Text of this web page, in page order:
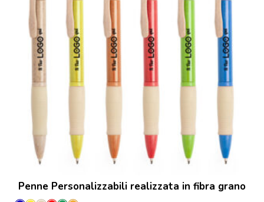
Penne Personalizzabili realizzata in fibra grano